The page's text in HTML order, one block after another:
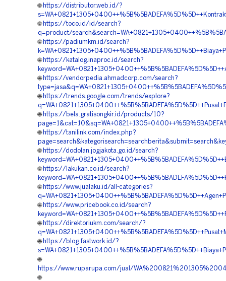
🌐 https://distributor.web.id/?
🌐 https://toco.id/id/search?
q=product/
🌐 https://padiumkm.id/search?
🌐 https://katalog.inaproc.id/search?
🌐 https://vendorpedia.ahmadcorp.com/search?
🌐 https://trends.google.com/trends/explore?
🌐 https://bela.gratisongkir.id/products/10?
🌐 https://tanilink.com/index.php?
🌐 https://dodolan.jogjakota.go.id/search?
🌐 https://lakukan.co.id/search?
🌐 https://www.jualaku.id/all-categories?
🌐 https://www.pricebook.co.id/search?
🌐 https://direktoriukm.com/search/?
🌐 https://blog.fastwork.id/?
🌐
https://www.ruparupa.com/jual/
🌐